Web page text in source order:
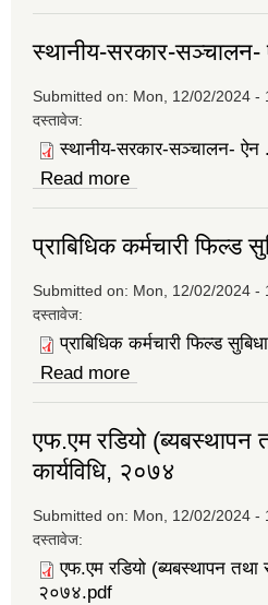
स्थानीय-सरकार-सञ्चालन-
Submitted on: Mon, 12/02/2024 -
दस्तावेज:
स्थानीय-सरकार-सञ्चालन- ऐन
Read more
प्राबिधिक कर्मचारी फिल्ड
Submitted on: Mon, 12/02/2024 -
दस्तावेज:
प्राबिधिक कर्मचारी फिल्ड
Read more
एफ.एम रडियो (ब्यबस्थापन
कार्यविधि, २०७४
Submitted on: Mon, 12/02/2024 -
दस्तावेज:
एफ.एम रडियो (ब्यबस्थापन तथा
२०७४.pdf